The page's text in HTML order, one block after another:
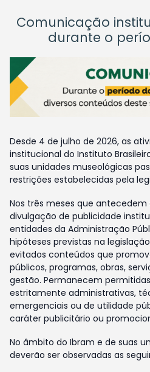
Comunicação
durante o
Desde 4 de julho de 2026, as
institucional do Instituto
suas unidades museológicas
restrições estabelecidas pela
Nos três meses que antecedem
divulgação de publicidade
entidades da Administração
hipóteses previstas na
evitados conteúdos que
públicos, programas, obras,
gestão. Permanecem
estritamente administrativas,
emergenciais ou de utilidade
caráter publicitário ou
No âmbito do Ibram e de suas
deverão ser observadas as